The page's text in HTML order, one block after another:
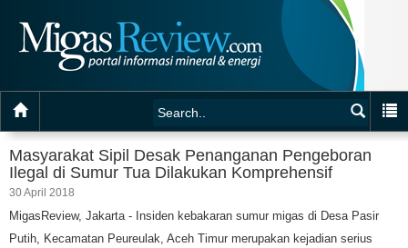
Masyarakat Sipil Desak Penanganan Pengeboran
Ilegal di Sumur Tua Dilakukan Komprehensif
30 April 2018
MigasReview, Jakarta - Insiden kebakaran sumur migas di Desa Pasir
Putih, Kecamatan Peureulak, Aceh Timur merupakan kejadian serius